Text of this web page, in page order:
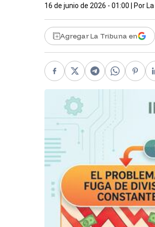
16 de junio de 2026 - 01:00 | Por
Agregar La Tribuna en
Facebook
X Telegram